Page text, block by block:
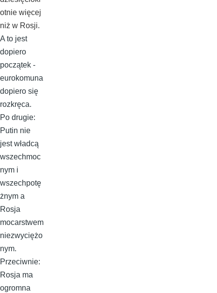
otnie więcej
niż w Rosji.
A to jest
dopiero
początek -
eurokomuna
dopiero się
rozkręca.
Po drugie:
Putin nie
jest władcą
wszechmoc
nym i
wszechpotę
żnym a
Rosja
mocarstwem
niezwyciężo
nym.
Przeciwnie:
Rosja ma
ogromna